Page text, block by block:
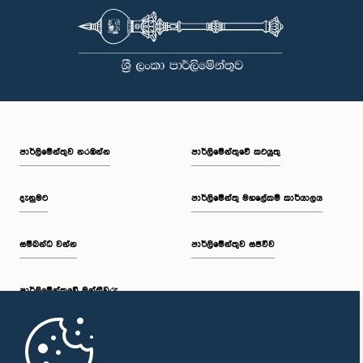
වරප්‍රසාද පිළිබඳ කාරක සභාව සහ පොදු ව්‍යාපාර පිළිබඳ කාරක සභාවේ
සභාපතිවරයා විසින් ඒ පිළිබඳව නිසි පරිදි සලකා බැලීමෙන් අනතුරුව, ඉහත
කී නිලධාරීන්ට සමාව ලබා දෙන ලෙස කරන ලද ඉල්ලීම පිළිගන්නා
ලදී. පාර්ලිමේන්තු කාරක සභා රැස්වීම් සඳහා පෙනී සිටින සියලුම පුද්ගලයන්
සෑම අවස්ථාවකදීම ඉහළම මට්ටමින් ආචාරධර්ම හා හැසිරීම් අනුගමනය
පාර්ලිමේන්තුවේ ගරුත්වය හා අධිකාරිය ආරක්ෂා කරමින් කටයුතු කිරීමත්
පාර්ලි‌මේන්තුව නරඹන්න
දැනුමට
සම්බන්ධ වන්න
පාර්ලි‌මේන්තුවේ මන්ත්‍රීවරු
මුල් පිටුව
පාර්ලිමේන්තුවේ කටයුතු
පාර්ලිමේන්තු මහලේකම් කාර්යාලය
පාර්ලිමේන්තුව සජීවීව